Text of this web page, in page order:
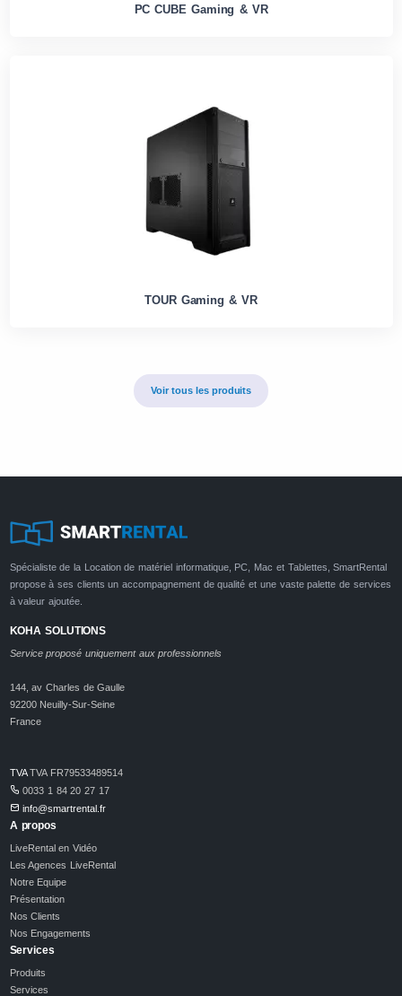
PC CUBE Gaming & VR
TOUR Gaming & VR
Voir tous les produits
Spécialiste de la Location de matériel informatique, PC, Mac et Tablettes, SmartRental
propose à ses clients un accompagnement de qualité et une vaste palette de services
à valeur ajoutée.
KOHA SOLUTIONS
Service proposé uniquement aux professionnels
144, av Charles de Gaulle
92200 Neuilly-Sur-Seine
France
TVATVA FR79533489514
0033 1 84 20 27 17
info@smartrental.fr
A propos
LiveRental en Vidéo
Les Agences LiveRental
Notre Equipe
Présentation
Nos Clients
Nos Engagements
Services
Produits
Services